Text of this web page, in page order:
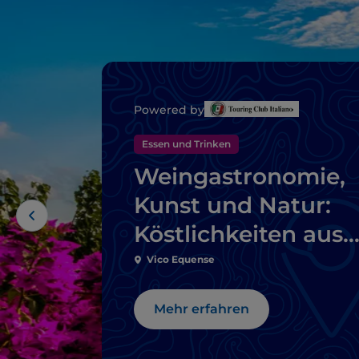
Powered by
Essen und Trinken
Weingastronomie,
Kunst und Natur:
Köstlichkeiten aus
Sorrent
Vico Equense
Mehr erfahren